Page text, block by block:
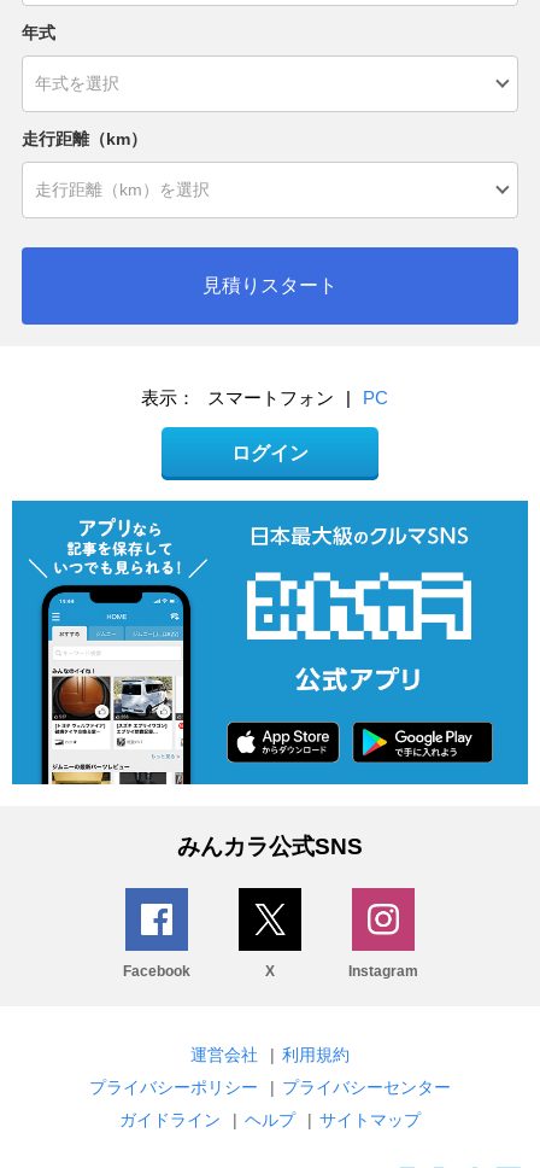
年式
走行距離（km）
見積りスタート
表示： スマートフォン | PC
ログイン
みんカラ公式SNS
Facebook X Instagram
運営会社 | 利用規約
プライバシーポリシー
| プライバシーセンター
ガイドライン
| ヘルプ | サイトマップ